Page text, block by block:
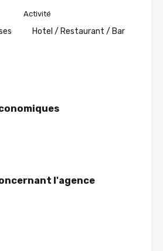
Activité
Hotel / Restaurant / Bar
l'agence